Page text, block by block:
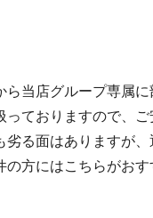
ら当店グループ専属に
ておりますので、ご
る面はありますが
方にはこちらがおす